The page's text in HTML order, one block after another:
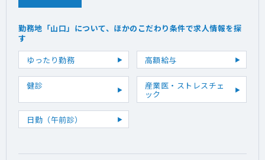
勤務地「山口」について、ほかのこだわり条件で求人情報を探
す
ゆったり勤務
高額給与
健診 産業医・ストレスチェ
ック
日勤（午前診）